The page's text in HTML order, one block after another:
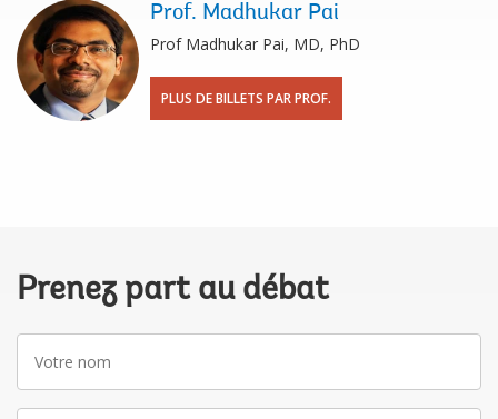
Prof. Madhukar Pai
Prof Madhukar Pai, MD, PhD
PLUS DE BILLETS PAR PROF.
Prenez part au débat
nom